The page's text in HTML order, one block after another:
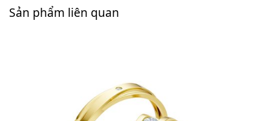
Sản phẩm liên quan